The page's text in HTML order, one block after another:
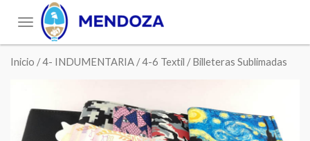
Toggle
navigation
Inicio /4- INDUMENTARIA /4-6 Textil / Billeteras Sublimadas